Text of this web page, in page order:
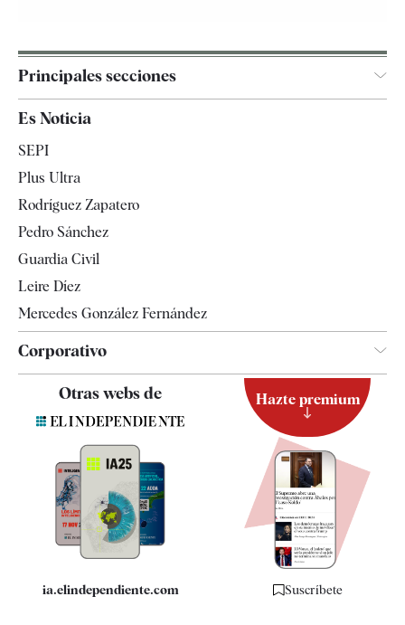
Principales secciones
Televisión
Es Noticia
SEPI
Plus Ultra
Rodríguez Zapatero
Pedro Sánchez
Guardia Civil
Leire Díez
Mercedes González Fernández
Corporativo
Quiénes somos
Especificaciones
Otras webs de
ia.elindependiente.com
Hazte premium
Suscríbete